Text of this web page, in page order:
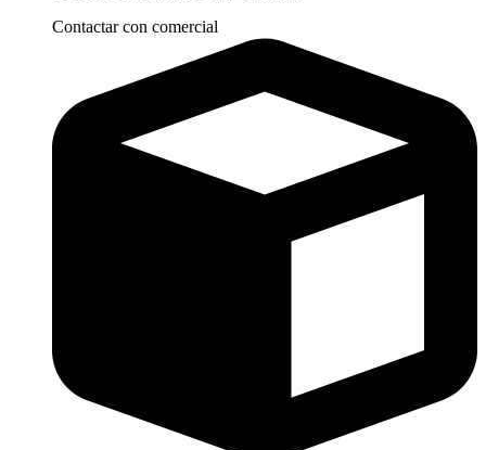
Contactar con comercial